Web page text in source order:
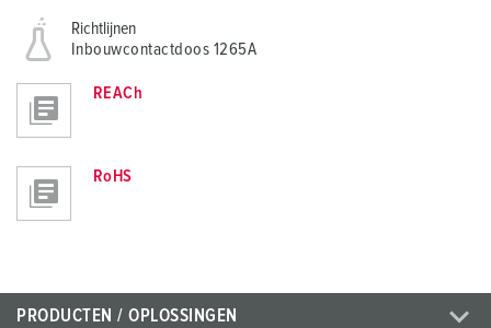
Richtlijnen
Inbouwcontactdoos 1265A
REACh
RoHS
PRODUCTEN / OPLOSSINGEN